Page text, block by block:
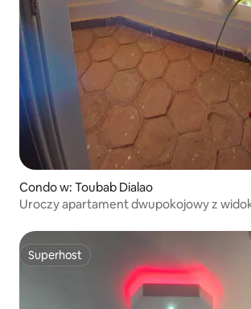
Condo w: Toubab Dialao
Uroczy apartament dwupokojowy z
Superhost
Superhost